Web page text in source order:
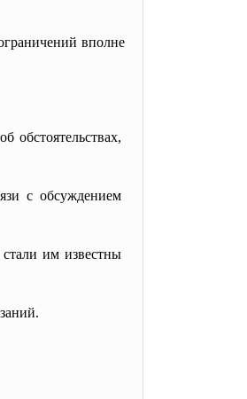
вполне
обстоятельствах,
с обсуждением
им известны